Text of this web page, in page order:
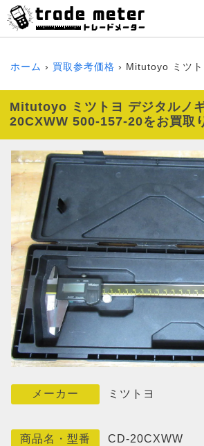
ホーム 買取参考価格 Mitutoyo ミツ
Mitutoyo ミツトヨ デジタルノ
20CXWW 500-157-20をお買取
メーカー ミツトヨ
商品名・型番 CD-20CXWW